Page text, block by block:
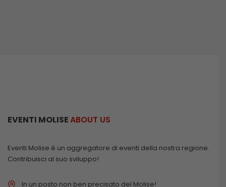
EVENTI MOLISEABOUT US
Eventi Molise è un aggregatore di eventi della nostra regione.
Contribuisci al suo sviluppo!
In un posto non ben precisato del Molise!